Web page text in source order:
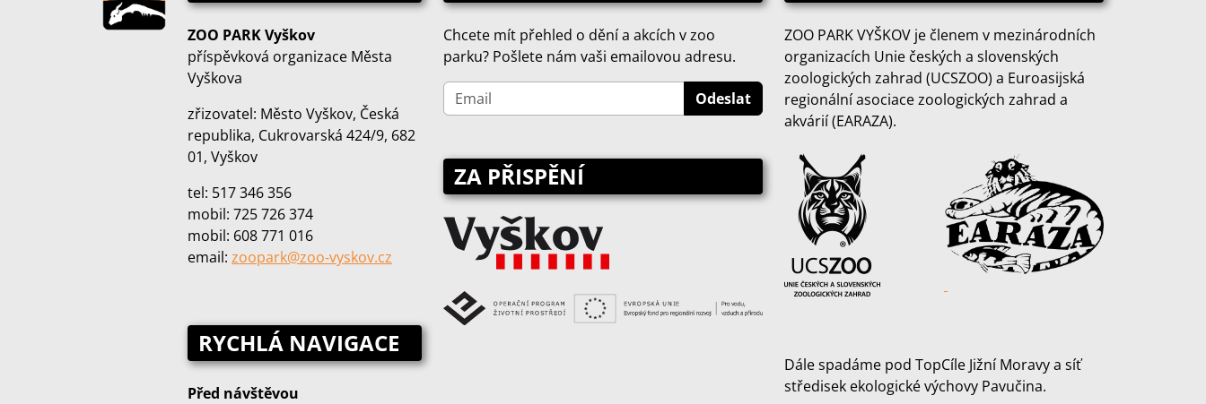
ZOO PARK Vyškov
příspěvková organizace Města
Vyškova
zřizovatel: Město Vyškov, Česká
republika, Cukrovarská 424/9, 682
01, Vyškov
tel: 517 346 356
mobil: 725 726 374
mobil: 608 771 016
email: zoopark@zoo‑vyskov.cz
RYCHLÁ NAVIGACE
Před návštěvou
Chcete mít přehled o dění a akcích v zoo
parku? Pošlete nám vaši emailovou adresu.
ZA PŘISPĚNÍ
ZOO PARK VYŠKOV je členem v mezinárodních
organizacích Unie českých a slovenských
zoologických zahrad (UCSZOO) a Euroasijská
regionální asociace zoologických zahrad a
akvárií (EARAZA).
Dále spadáme pod TopCíle Jižní Moravy a síť
středisek ekologické výchovy Pavučina.